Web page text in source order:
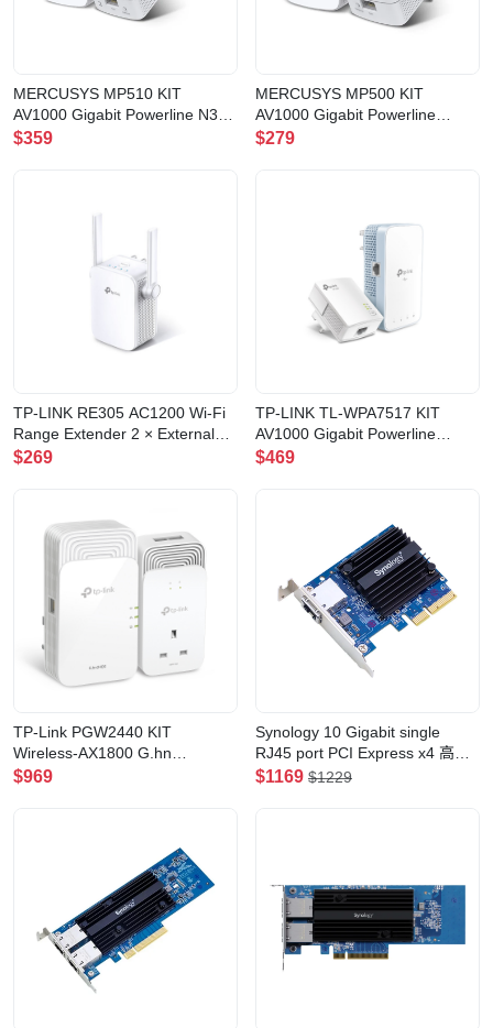
MERCUSYS MP510 KIT
AV1000 Gigabit Powerline N300
Wi-Fi Kit
$359
MERCUSYS MP500 KIT
AV1000 Gigabit Powerline
Starter Kit
$279
TP-LINK RE305 AC1200 Wi-Fi
Range Extender 2 × External
Antennas(RE305(AS))
$269
TP-LINK TL-WPA7517 KIT
AV1000 Gigabit Powerline
AC750 Wi-Fi Kit(TL-WPA7517
$469
TP-Link PGW2440 KIT
Wireless-AX1800 G.hn
Powerline制式電力線橋接器
$969
Synology 10 Gigabit single
RJ45 port PCI Express x4 高速
10GBASE-T/NBASE-T擴充卡
$1169 $1229